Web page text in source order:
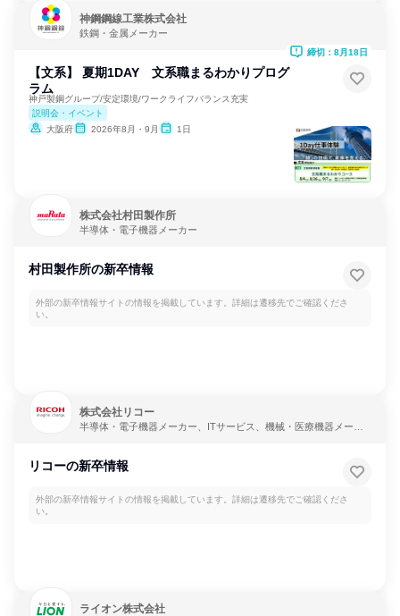
神鋼鋼線工業株式会社
鉄鋼・金属メーカー
【文系】 夏期1DAY 文系職まるわかりプログ
ラム
神戸製鋼グループ/安定環境/ワークライフバランス充実
説明会・イベント
大阪府
2026年8月・9月 1日
締切：8月18日
株式会社村田製作所
半導体・電子機器メーカー
村田製作所の新卒情報
外部の新卒情報サイトの情報を掲載しています。詳細は遷移先でご確認くださ
い。
株式会社リコー
半導体・電子機器メーカー、ITサービス、機械・医療機器メーカ
リコーの新卒情報
外部の新卒情報サイトの情報を掲載しています。詳細は遷移先でご確認くださ
い。
ライオン株式会社